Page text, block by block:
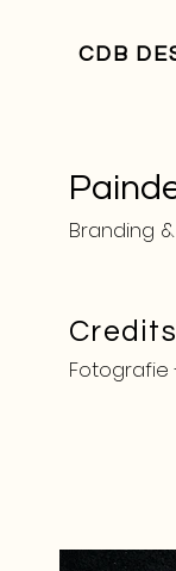
CDB
Branding
Fotografie